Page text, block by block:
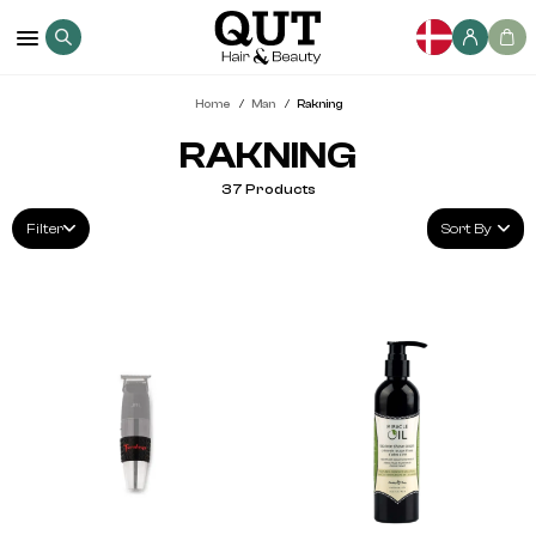
Home Man Rakning
RAKNING
Filter
37 Products
Sort By